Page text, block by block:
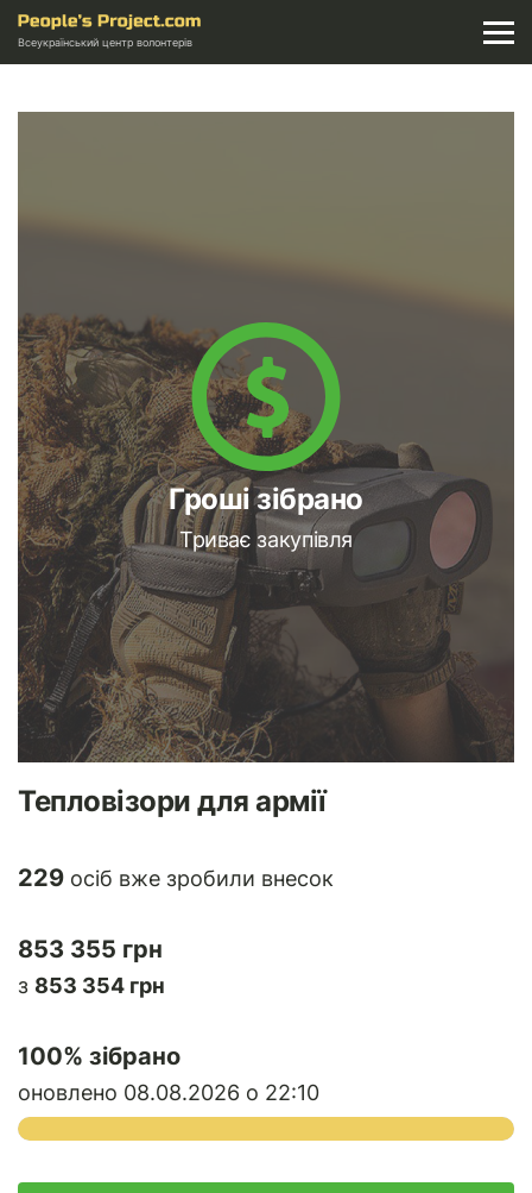
Всеукраїнський центр волонтерів
Гроші зібрано
Триває закупівля
Тепловізори для армії
229 осіб вже зробили внесок
853 355 грн
з 853 354 грн
100% зібрано
оновлено 08.08.2026 о 22:10